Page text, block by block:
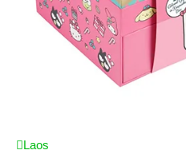
Laos